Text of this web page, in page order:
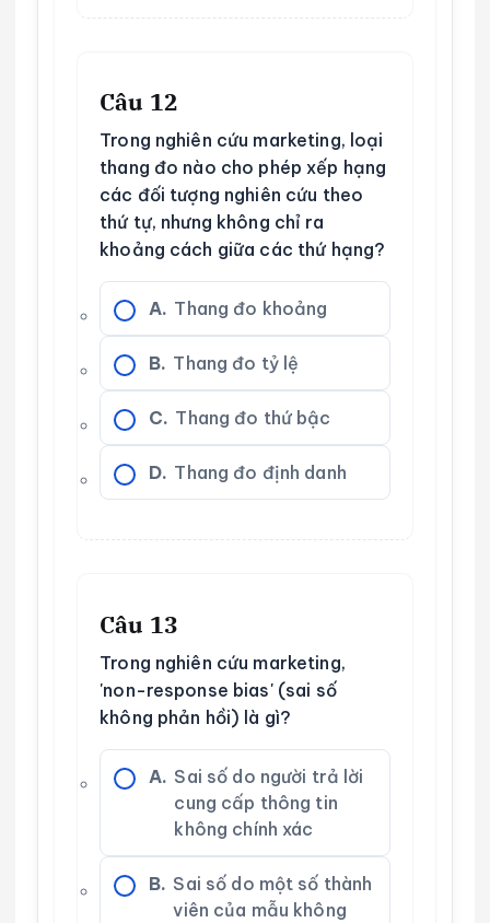
Câu 12
Trong nghiên cứu marketing, loại
thang đo nào cho phép xếp hạng
các đối tượng nghiên cứu theo
thứ tự, nhưng không chỉ ra
khoảng cách giữa các thứ hạng?
A. Thang đo khoảng
B. Thang đo tỷ lệ
C. Thang đo thứ bậc
D. Thang đo định danh
Câu 13
Trong nghiên cứu marketing,
'non-response bias' (sai số
không phản hồi) là gì?
A. Sai số do người trả lời
cung cấp thông tin
không chính xác
B. Sai số do một số thành
viên của mẫu không